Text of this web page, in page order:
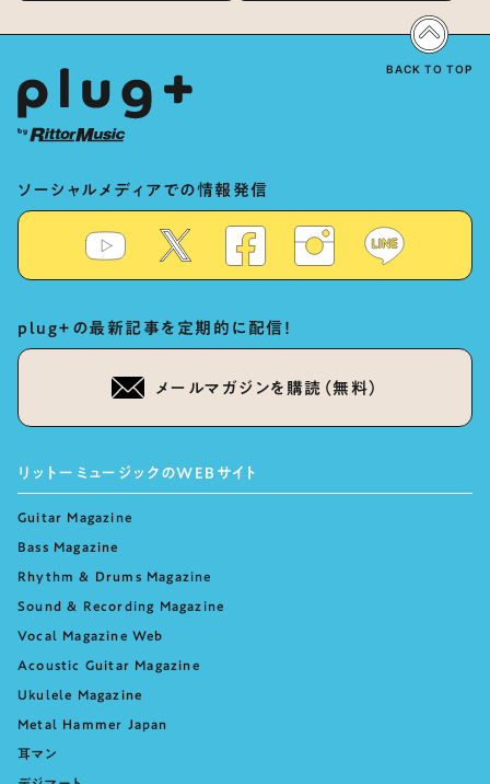
Vocal Expression Lies in “Love
for the singing characters” and
ソーシャルメディアでの情報発信
plug+の最新記事を定期的に配信！
メールマガジンを購読（無料）
リットーミュージックのWEBサイト
Guitar Magazine
Bass Magazine
Rhythm & Drums Magazine
Sound & Recording Magazine
Vocal Magazine Web
Acoustic Guitar Magazine
Ukulele Magazine
Metal Hammer Japan
耳マン
BACK TO TOP